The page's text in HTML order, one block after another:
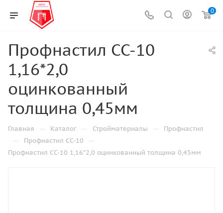
0
Профнастил СС-10
1,16*2,0
оцинкованный
толщина 0,45мм
Главная — Каталог — Стройматериалы — Профнастил
— Профнастил СС-10 —
Профнастил СС-10 1,16*2,0 оцинкованный толщина 0,45мм